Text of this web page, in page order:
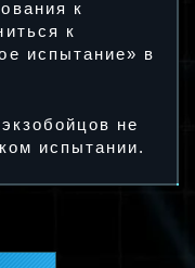
к
к
испытание» в
не
испытании.